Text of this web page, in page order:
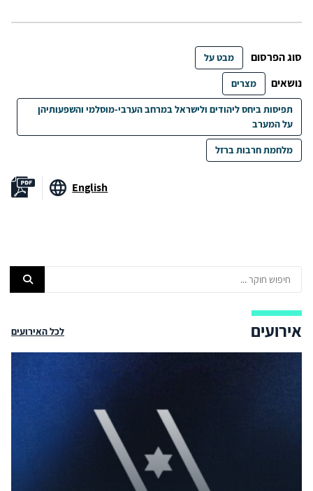
סוג הפרסום מבט על
נושאים מצרים
תפיסות ביחס ליהודים ולישראל במרחב הערבי-מוסלמי והשפעותיהן
על המערב
מלחמת חרבות ברזל
English
אירועים לכל האירועים